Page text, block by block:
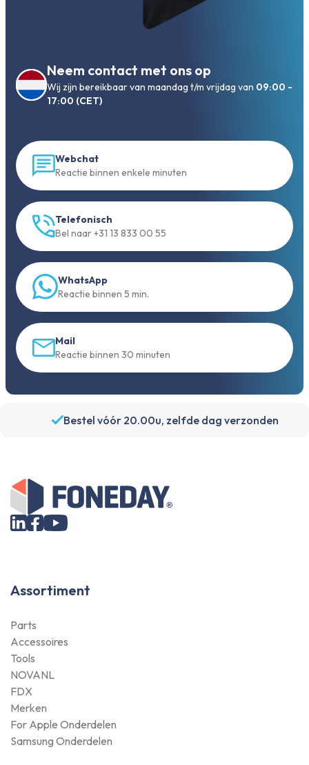
Neem contact met ons op
Wij zijn bereikbaar van maandag t/m vrijdag van 09:00 -
17:00 (CET)
Webchat
Reactie binnen enkele minuten
Telefonisch
Bel naar +31 13 833 00 55
WhatsApp
Reactie binnen 5 min.
Mail
Reactie binnen 30 minuten
Bestel vóór 20.00u, zelfde dag verzonden
Assortiment
Parts
Accessoires
Tools
NOVANL
FDX
Merken
For Apple Onderdelen
Samsung Onderdelen